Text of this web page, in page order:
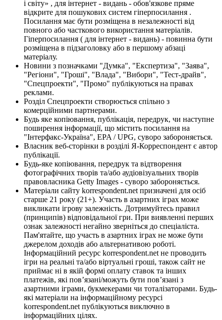
і світу» , для інтернет - видань - обов'язкове пряме
відкрите для пошукових систем гіперпосилання .
Посилання має бути розміщена в незалежності від
повного або часткового використання матеріалів.
Гіперпосилання ( для інтернет - видань) - повинна бути
розміщена в підзаголовку або в першому абзаці
матеріалу.
Новини з позначками "Думка", "Експертиза", "Заява",
"Регіони", "Гроші", "Влада", "Вибори", "Тест-драйв",
"Спецпроекти", "Промо" публікуються на правах
реклами.
Розділ Спецпроекти створюється спільно з
комерційними партнерами.
Будь яке копіювання, публікація, передрук, чи наступне
поширення інформації, що містить посилання на
"Інтерфакс-Україна", EPA / UPG, суворо забороняється.
Власник веб-сторінки в розділі Я-Корреспондент є автор
публікації.
Будь-яке копіювання, передрук та відтворення
фотографічних творів та/або аудіовізуальних творів
правовласника Getty Images - суворо забороняється.
Матеріали сайту korrespondent.net призначені для осіб
старше 21 року (21+). Участь в азартних іграх може
викликати ігрову залежність. Дотримуйтесь правил
(принципів) відповідальної гри. При виявленні перших
ознак залежності негайно зверніться до спеціаліста.
Пам'ятайте, що участь в азартних іграх не може бути
джерелом доходів або альтернативою роботі.
Інформаційний ресурс korrespondent.net не проводить
ігри на реальні та/або віртуальні гроші, також сайт не
приймає ні в якій формі оплату ставок та інших
платежів, які пов’язані/можуть бути пов’язані з
азартними іграми, букмекерами чи тоталізаторами. Будь-
які матеріали на інформаційному ресурсі
korrespondent.net публікуються виключно в
інформаційних цілях.